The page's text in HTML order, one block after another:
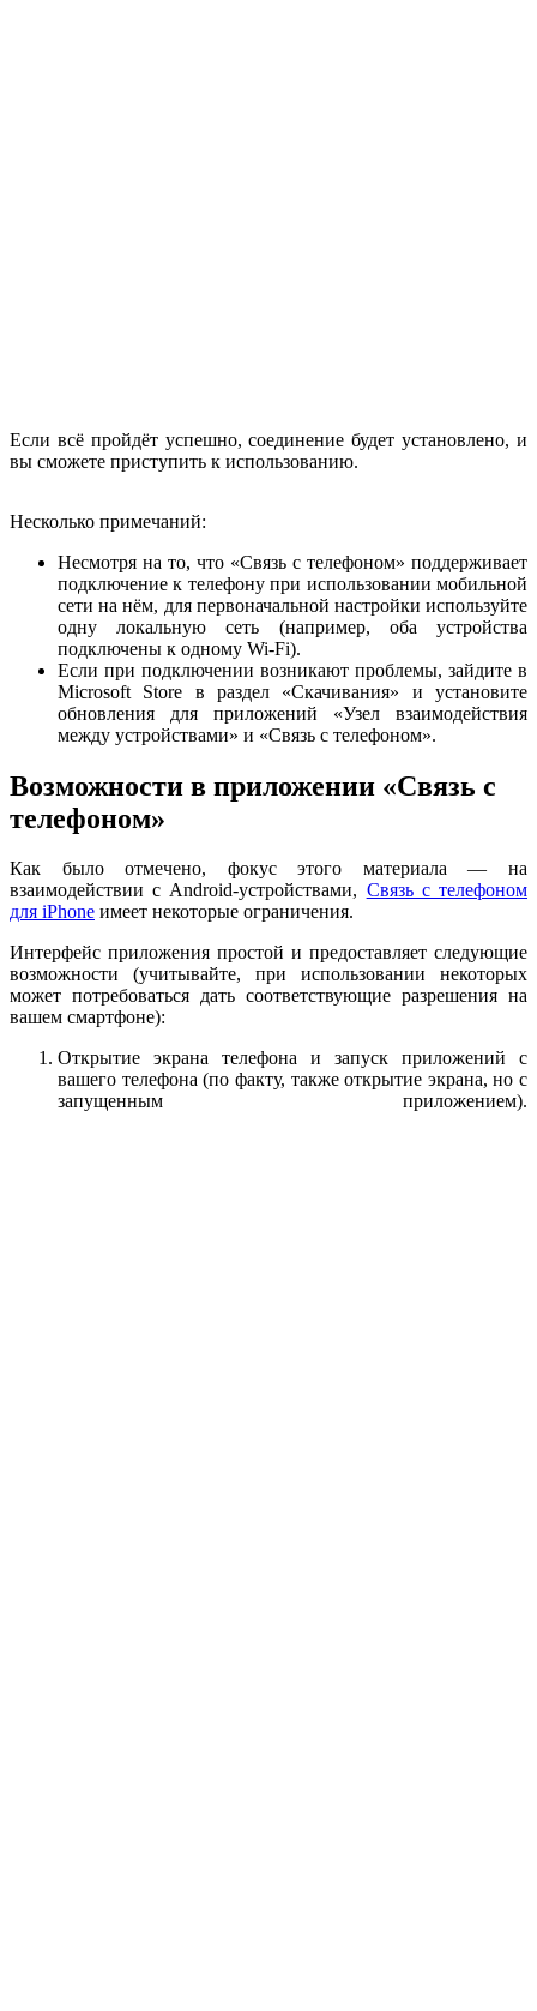
Если всё пройдёт успешно, соединение будет установлено, и
вы сможете приступить к использованию.
Несколько примечаний:
Несмотря на то, что «Связь с телефоном» поддерживает
подключение к телефону при использовании мобильной
сети на нём, для первоначальной настройки используйте
одну локальную сеть (например, оба устройства
подключены к одному Wi-Fi).
Если при подключении возникают проблемы, зайдите в
Microsoft Store в раздел «Скачивания» и установите
обновления для приложений «Узел взаимодействия
между устройствами» и «Связь с телефоном».
Возможности в приложении «Связь с
телефоном»
Как было отмечено, фокус этого материала — на
взаимодействии с Android-устройствами, Связь с телефоном
для iPhone имеет некоторые ограничения.
Интерфейс приложения простой и предоставляет следующие
возможности (учитывайте, при использовании некоторых
может потребоваться дать соответствующие разрешения на
вашем смартфоне):
Открытие экрана телефона и запуск приложений с
вашего телефона (по факту, также открытие экрана, но с
запущенным приложением).